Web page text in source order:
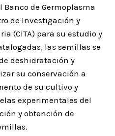
de Germoplasma
de Investigación y
(CITA) para su estudio y
las semillas se
deshidratación y
su conservación a
de su cultivo y
experimentales del
y obtención de